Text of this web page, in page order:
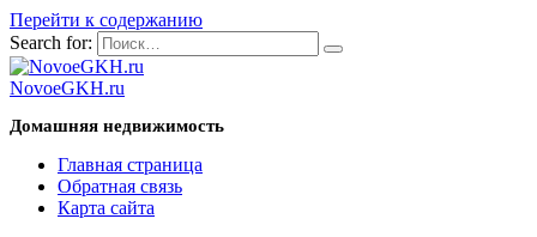
Перейти к содержанию
Search for:
NovoeGKH.ru
Домашняя недвижимость
Главная страница
Обратная связь
Карта сайта